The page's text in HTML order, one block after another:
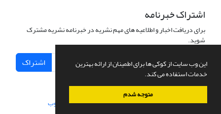
این وب سایت از کوکی ها برای اطمینان از ارائه بهترین
خدمات استفاده می کند.
متوجه شدم
اشتراک خبرنامه
برای دریافت اخبار و اطلاعیه های مهم نشریه در خبرنامه نشریه مشترک
شوید.
اشتراک
سامانه مدیریت نشریات علمی.طراحی و پیاده سازی از سیناوب